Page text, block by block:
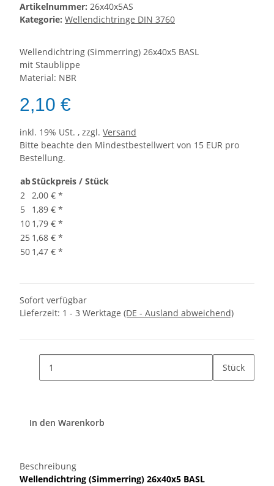
Artikelnummer: 26x40x5AS
Kategorie: Wellendichtringe DIN 3760
Wellendichtring (Simmerring) 26x40x5 BASL
mit Staublippe
Material: NBR
2,10 €
inkl. 19% USt. , zzgl. Versand
Bitte beachte den Mindestbestellwert von 15 EUR pro
Bestellung.
abStückpreis / Stück
2 2,00 € *
5
1,89 € *
10 1,79 € *
25 1,68 € *
50 1,47 € *
Sofort verfügbar
Lieferzeit: 1 - 3 Werktage (DE - Ausland abweichend)
Stück
In den Warenkorb
Beschreibung
Wellendichtring (Simmerring) 26x40x5 BASL